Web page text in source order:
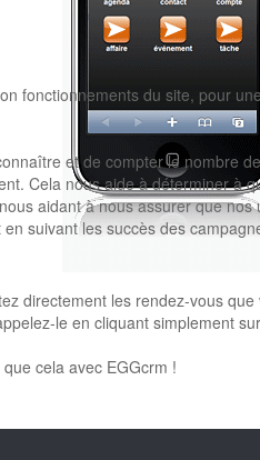
directement les rendez-vous
le en cliquant simplement
cela avec EGGcrm !
fonctionnements du site, pour
et de compter le nombre
Cela nous aide à déterminer à
aidant à nous assurer que
suivant les succès des